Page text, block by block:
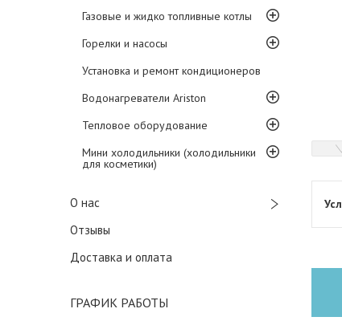
Газовые и жидко топливные котлы
Горелки и насосы
Установка и ремонт кондиционеров
Водонагреватели Ariston
Тепловое оборудование
Мини холодильники (холодильники
для косметики)
О нас
Отзывы
Доставка и оплата
ГРАФИК РАБОТЫ